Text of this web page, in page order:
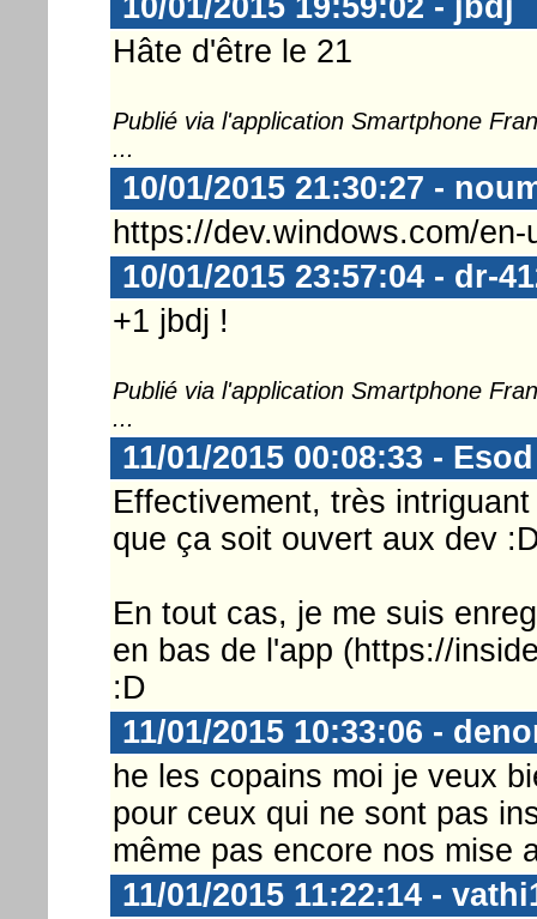
Hâte d'être le 21
Publié via l'application Smartphone
...
10/01/2015 21:30:27 -
https://dev.windows.com/en-
10/01/2015 23:57:04 - dr-
+1 jbdj !
Publié via l'application Smartphone
...
11/01/2015 00:08:33 - Esod
Effectivement, très
que ça soit ouvert aux dev
En tout cas, je me suis
en bas de l'app (https://
:D
11/01/2015 10:33:06 -
he les copains moi je veux
pour ceux qui ne sont pas
même pas encore nos mise
11/01/2015 11:22:14 -